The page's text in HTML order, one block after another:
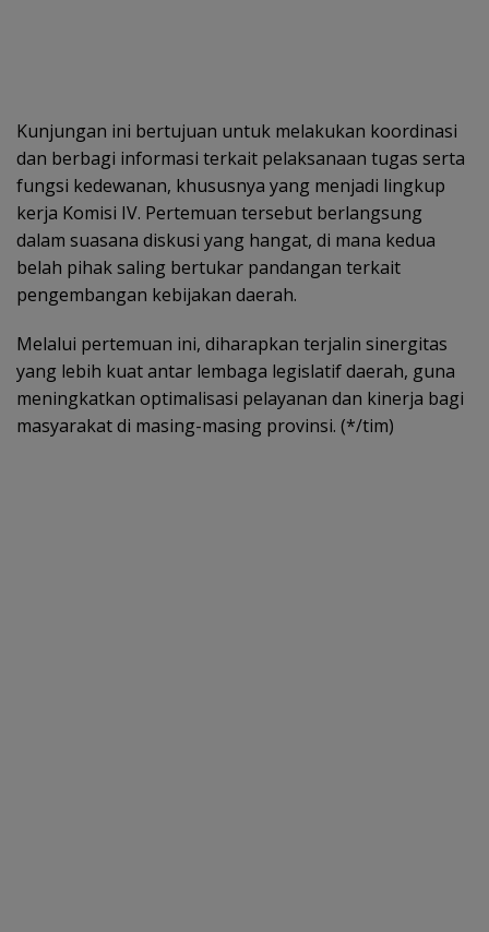
Kunjungan ini bertujuan untuk melakukan koordinasi
dan berbagi informasi terkait pelaksanaan tugas serta
fungsi kedewanan, khususnya yang menjadi lingkup
kerja Komisi IV. Pertemuan tersebut berlangsung
dalam suasana diskusi yang hangat, di mana kedua
belah pihak saling bertukar pandangan terkait
pengembangan kebijakan daerah.
Melalui pertemuan ini, diharapkan terjalin sinergitas
yang lebih kuat antar lembaga legislatif daerah, guna
meningkatkan optimalisasi pelayanan dan kinerja bagi
masyarakat di masing-masing provinsi. (*/tim)